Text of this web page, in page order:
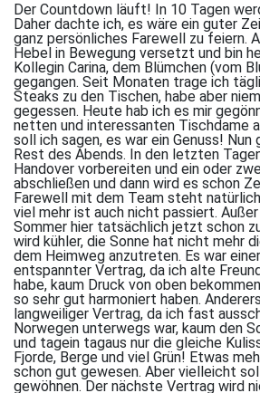
Der Countdown läuft! In 10 Tagen
Daher dachte ich, es wäre ein guter
ganz persönliches Farewell zu feiern.
Hebel in Bewegung versetzt und bin
Kollegin Carina, dem Blümchen (vom
gegangen. Seit Monaten trage ich
Steaks zu den Tischen, habe aber
gegessen. Heute hab ich es mir
netten und interessanten Tischdame
soll ich sagen, es war ein Genuss! Nun
Rest des Abends. In den letzten
Handover vorbereiten und ein oder
abschließen und dann wird es schon
Farewell mit dem Team steht
viel mehr ist auch nicht passiert.
Sommer hier tatsächlich jetzt schon
wird kühler, die Sonne hat nicht mehr
dem Heimweg anzutreten. Es war
entspannter Vertrag, da ich alte
habe, kaum Druck von oben
so sehr gut harmoniert haben.
langweiliger Vertrag, da ich fast
Norwegen unterwegs war, kaum den
und tagein tagaus nur die gleiche
Fjorde, Berge und viel Grün! Etwas
schon gut gewesen. Aber vielleicht
gewöhnen. Der nächste Vertrag wird